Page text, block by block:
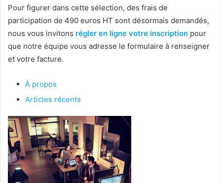
Pour figurer dans cette sélection, des frais de
participation de 490 euros HT sont désormais demandés,
nous vous invitons régler en ligne votre inscription pour
que notre équipe vous adresse le formulaire à renseigner
et votre facture.
À propos
Articles récents